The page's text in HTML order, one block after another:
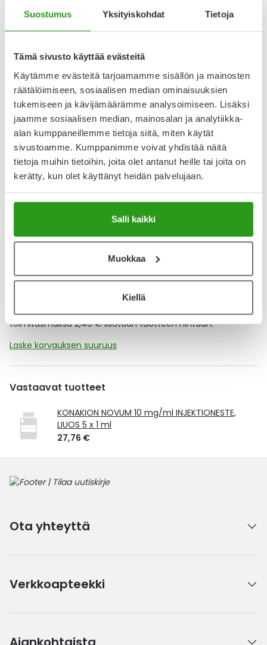
Suostumus Yksityiskohdat Tietoja
Tämä sivusto käyttää evästeitä
Käytämme evästeitä tarjoamamme sisällön ja mainosten
räätälöimiseen, sosiaalisen median ominaisuuksien
tukemiseen ja kävijämäärämme analysoimiseen. Lisäksi
jaamme sosiaalisen median, mainosalan ja analytiikka-
alan kumppaneillemme tietoja siitä, miten käytät
sivustoamme. Kumppanimme voivat yhdistää näitä
tietoja muihin tietoihin, joita olet antanut heille tai joita on
kerätty, kun olet käyttänyt heidän palvelujaan.
Salli kaikki
Muokkaa
Kiellä
palautusoikeutta.
Varaa reseptilääke apteekkiin, maksa apteekissa
Katso kaikki KONAKION NOVUM-tuotteet
YA-muistuttaja
Muistuttajan avulla pidät huolen, että tilaat tarvitsemasi
tuotteet ajoissa, eivätkä ne lopu kesken.
Lisää tuote muistuttajaan
Lue lisää muistuttajasta
Tämä tuote ei ole Kela-korvattava. Reseptin
toimitusmaksu 2,46 € lisätään tuotteen hintaan.
Laske korvauksen suuruus
Vastaavat tuotteet
KONAKION NOVUM 10 mg/ml INJEKTIONESTE,
LIUOS 5 x 1 ml
27,76 €
Ota yhteyttä
Verkkoapteekki